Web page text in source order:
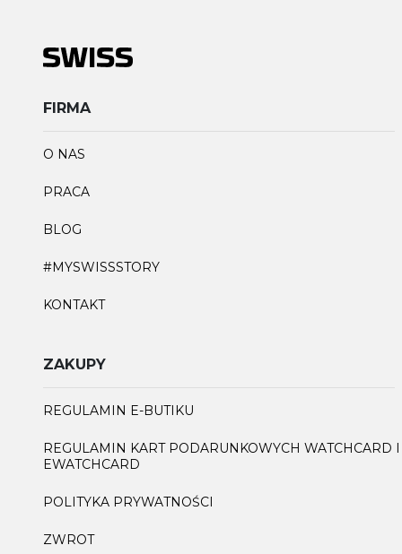
FIRMA
O NAS
PRACA
BLOG
#MYSWISSSTORY
KONTAKT
ZAKUPY
REGULAMIN E-BUTIKU
REGULAMIN KART PODARUNKOWYCH WATCHCARD I
EWATCHCARD
POLITYKA PRYWATNOŚCI
ZWROT